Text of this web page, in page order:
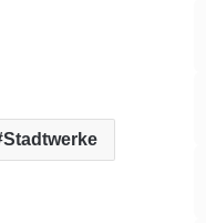
Stadtwerke